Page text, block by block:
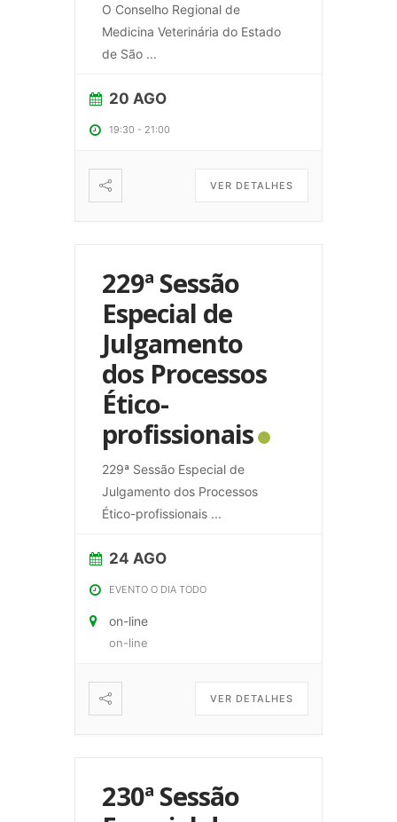
O Conselho Regional de
Medicina Veterinária do Estado
de São ...
20 AGO
19:30 - 21:00
VER DETALHES
229ª Sessão
Especial de
Julgamento
dos Processos
Ético-
profissionais
229ª Sessão Especial de
Julgamento dos Processos
Ético-profissionais ...
24 AGO
EVENTO O DIA TODO
on-line
on-line
VER DETALHES
230ª Sessão